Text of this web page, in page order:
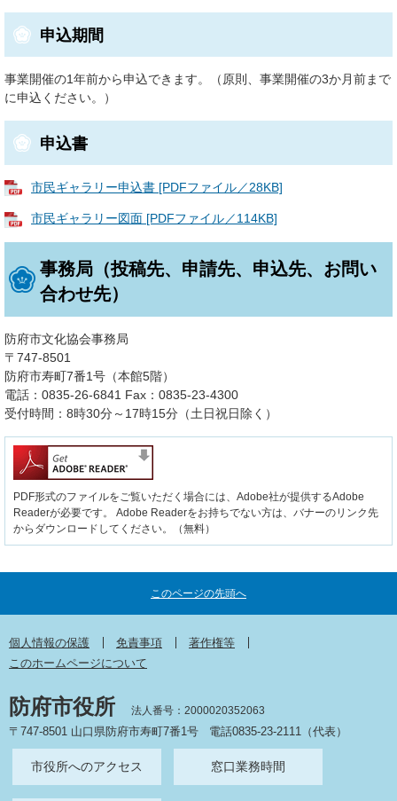
申込期間
事業開催の1年前から申込できます。（原則、事業開催の3か月前まで
に申込ください。）
申込書
市民ギャラリー申込書 [PDFファイル／28KB]
市民ギャラリー図面 [PDFファイル／114KB]
事務局（投稿先、申請先、申込先、お問い
合わせ先）
防府市文化協会事務局
〒747-8501
防府市寿町7番1号（本館5階）
電話：0835-26-6841 Fax：0835-23-4300
受付時間：8時30分～17時15分（土日祝日除く）
PDF形式のファイルをご覧いただく場合には、Adobe社が提供するAdobe
Readerが必要です。
Adobe Readerをお持ちでない方は、バナーのリンク先
からダウンロードしてください。（無料）
このページの先頭へ
個人情報の保護 免責事項
著作権等
このホームページについて
防府市役所 法人番号：2000020352063
〒747-8501 山口県防府市寿町7番1号 電話0835-23-2111（代表）
市役所へのアクセス 窓口業務時間